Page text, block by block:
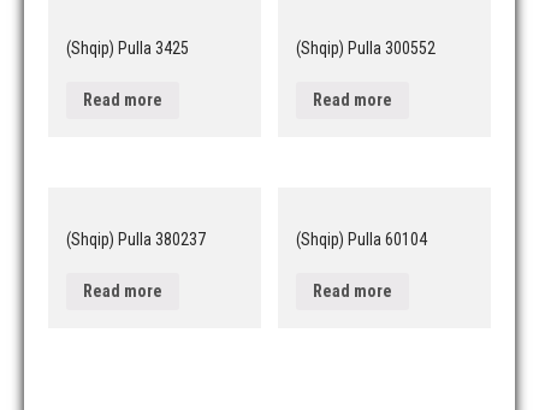
(Shqip) Pulla 3425
Read more
(Shqip) Pulla 300552
Read more
(Shqip) Pulla 380237
Read more
(Shqip) Pulla 60104
Read more